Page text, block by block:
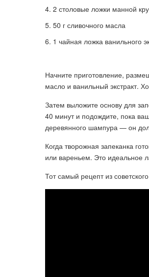
2 столовые ложки манной
50 г сливочного масла
1 чайная ложка ванильного
Начните приготовление,
масло и ванильный экстракт.
Затем выложите основу для
40 минут и подождите, пока
деревянного шампура — он
Когда творожная запеканка
или вареньем. Это идеальное
Тот самый рецепт из